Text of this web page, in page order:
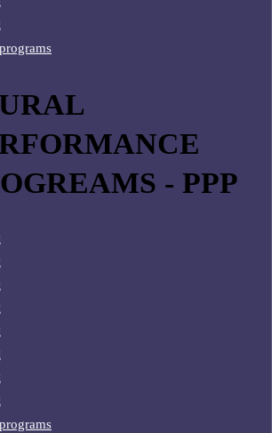
- PPP